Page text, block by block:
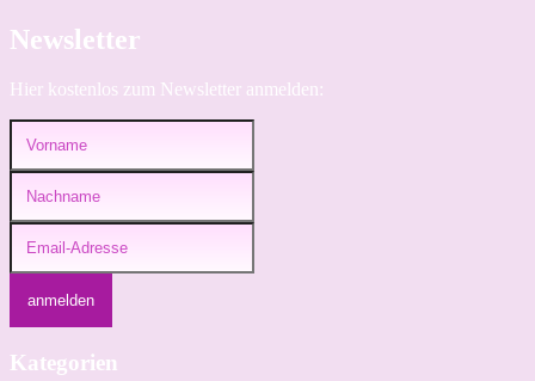
Newsletter
Hier kostenlos zum Newsletter anmelden:
Kategorien